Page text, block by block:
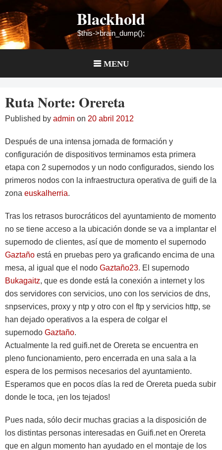
to
content
Blackhold
$this->brain_dump();
MENU
Ruta Norte: Orereta
Published by admin on 20 abril 2012
Después de una intensa jornada de formación y
configuración de dispositivos terminamos esta primera
etapa con 2 supernodos y un nodo configurados, siendo los
primeros nodos con la infraestructura operativa de guifi de la
zona euskalherria.
Tras los retrasos burocráticos del ayuntamiento de momento
no se tiene acceso a la ubicación donde se va a implantar el
supernodo de clientes, así que de momento el supernodo
Gaztaño está en pruebas pero ya graficando encima de una
mesa, al igual que el nodo Gaztaño23. El supernodo
Bukagaitz, que es donde está la conexión a internet y los
dos servidores con servicios, uno con los servicios de dns,
snpservices, proxy y ntp y otro con el ftp y servicios http, se
han dejado operativos a la espera de colgar el
supernodo Gaztaño.
Actualmente la red guifi.net de Orereta se encuentra en
pleno funcionamiento, pero encerrada en una sala a la
espera de los permisos necesarios del ayuntamiento.
Esperamos que en pocos días la red de Orereta pueda subir
donde le toca, ¡en los tejados!
Pues nada, sólo decir muchas gracias a la disposición de
los distintas personas interesadas en Guifi.net en Orereta
que en algun momento han ayudado en el montaje de los